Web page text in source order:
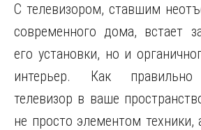
С телевизором, ставшим
современного дома, встает
его установки, но и
интерьер. Как правильно
телевизор в ваше
не просто элементом